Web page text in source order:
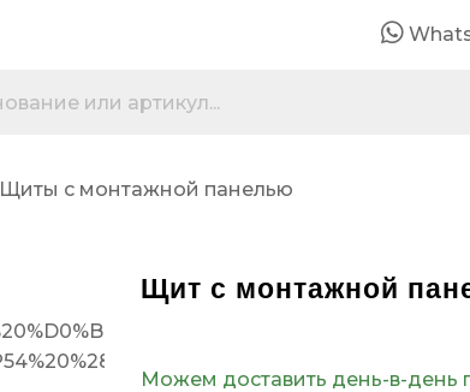
Щиты с монтажной панелью
Щит с монтажной
Можем доставить день-в-день